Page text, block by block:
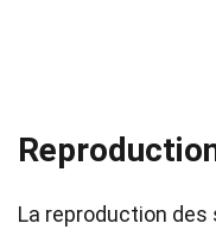
La reproduction des